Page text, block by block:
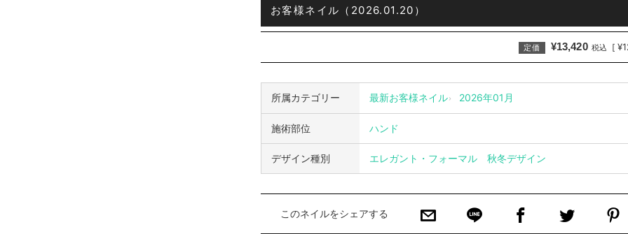
お客様ネイル（2026.01.20）
定価 ¥13,420 税込 [
所属カテゴリー 最新お客様ネイル 2026年01月
施術部位 ハンド
デザイン種別 エレガント・フォーマル 秋冬デザイン
このネイルをシェアする